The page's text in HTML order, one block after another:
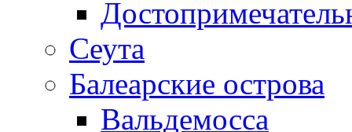
Сеута
Балеарские острова
Вальдемосса